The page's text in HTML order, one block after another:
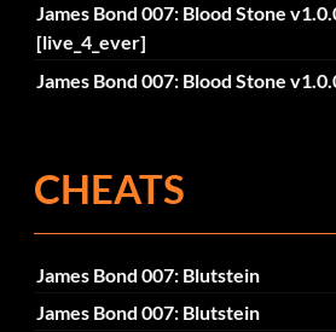
James Bond 007: Blood Stone
[live_4_ever]
James Bond 007: Blood Stone
CHEATS
James Bond 007: Blutstein
James Bond 007: Blutstein